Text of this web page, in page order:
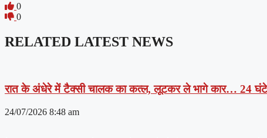
0
0
RELATED LATEST NEWS
रात के अंधेरे में टैक्सी चालक का कत्ल, लूटकर ले भागे कार… 24 घंटे
24/07/2026 8:48 am